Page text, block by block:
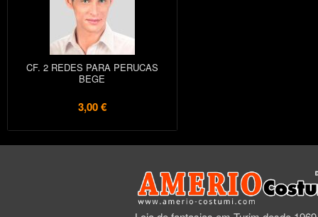
CF. 2 REDES PARA PERUCAS
BEGE
3,00 €